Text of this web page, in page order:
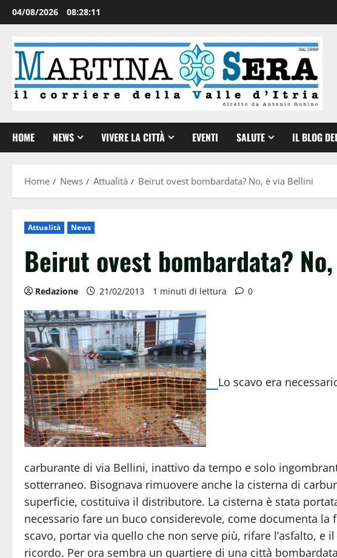
04/08/2026 08:28:12
HOME NEWS VIVERE LA CITTÀ EVENTI SALUTE IL BLOG
Home News Attualità Beirut ovest bombardata? No, è via Bellini
Attualità News
Beirut ovest bombardata?
Redazione 21/02/2013 1 minuti di lettura 0
Lo scavo era
carburante di via Bellini, inattivo da tempo e solo
sotterraneo. Bisognava rimuovere anche la cisterna di
superficie, costituiva il distributore. La cisterna è stata
necessario fare un buco considerevole, come documenta
scavo, portar via quello che non serve più, rifare l’asfalto, e
ricordo. Per ora sembra un quartiere di una città